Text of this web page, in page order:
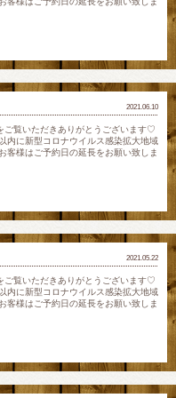
2021.06.10
ご覧いただきありがとうございます♡
内に新型コロナウイルス感染拡大地域
客様はご予約日の延長をお願い致しま
2021.05.22
ご覧いただきありがとうございます♡
内に新型コロナウイルス感染拡大地域
客様はご予約日の延長をお願い致しま